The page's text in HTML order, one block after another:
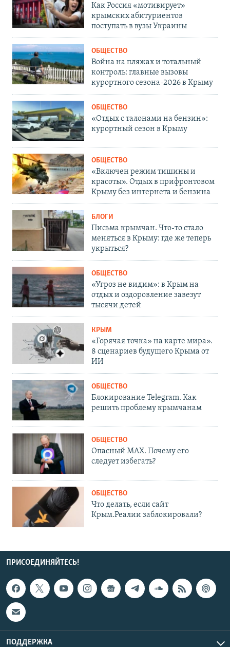
Как Россия «мотивирует»
крымских абитуриентов
поступать в вузы Украины
ОБЩЕСТВО
Война на пляжах и тотальный
контроль: главные вызовы
курортного сезона-2026 в Крыму
ОБЩЕСТВО
«Отдых с талонами на бензин»:
курортный сезон в Крыму
ОБЩЕСТВО
«Включен режим тишины и
красоты». Отдых в прифронтовом
Крыму без интернета и бензина
БЛОГИ
Письма крымчан. Что-то стало
меняться в Крыму: где же теперь
укрыться?
ОБЩЕСТВО
«Угроз не видим»: в Крым на
отдых и оздоровление завезут
тысячи детей
КРЫМ
«Горячая точка» на карте мира».
8 сценариев будущего Крыма от
ИИ
ОБЩЕСТВО
Блокирование Telegram. Как
решить проблему крымчанам
ОБЩЕСТВО
Опасный MAX. Почему его
следует избегать?
ОБЩЕСТВО
Что делать, если сайт
Крым.Реалии заблокировали?
ПРИСОЕДИНЯЙТЕСЬ!
ПОДДЕРЖКА